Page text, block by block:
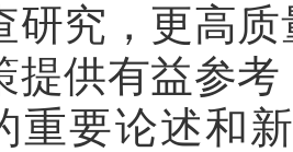
研究，更高
提供有益参
重要论述和